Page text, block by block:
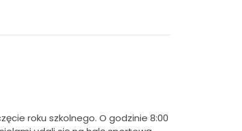
roku szkolnego. O godzinie 8:00